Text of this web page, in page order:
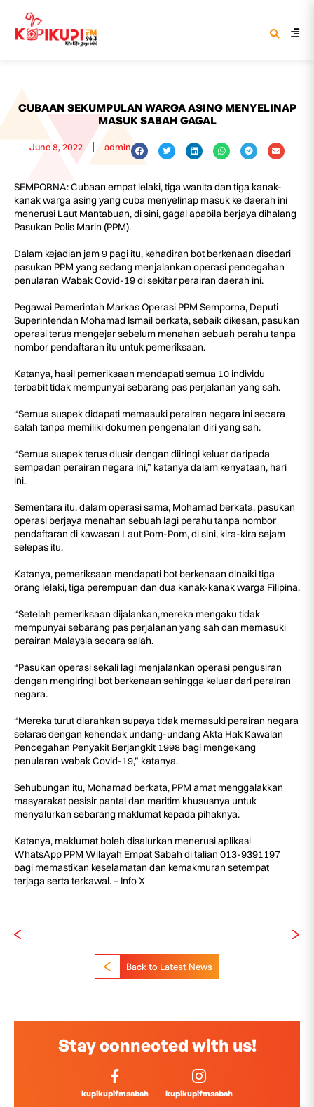
CUBAAN SEKUMPULAN WARGA ASING MENYELINAP
MASUK SABAH GAGAL
June 8, 2022 admin
SEMPORNA: Cubaan empat lelaki, tiga wanita dan tiga kanak-
kanak warga asing yang cuba menyelinap masuk ke daerah ini
menerusi Laut Mantabuan, di sini, gagal apabila berjaya dihalang
Pasukan Polis Marin (PPM).
Dalam kejadian jam 9 pagi itu, kehadiran bot berkenaan disedari
pasukan PPM yang sedang menjalankan operasi pencegahan
penularan Wabak Covid-19 di sekitar perairan daerah ini.
Pegawai Pemerintah Markas Operasi PPM Semporna, Deputi
Superintendan Mohamad Ismail berkata, sebaik dikesan, pasukan
operasi terus mengejar sebelum menahan sebuah perahu tanpa
nombor pendaftaran itu untuk pemeriksaan.
Katanya, hasil pemeriksaan mendapati semua 10 individu
terbabit tidak mempunyai sebarang pas perjalanan yang sah.
“Semua suspek didapati memasuki perairan negara ini secara
salah tanpa memiliki dokumen pengenalan diri yang sah.
“Semua suspek terus diusir dengan diiringi keluar daripada
sempadan perairan negara ini,” katanya dalam kenyataan, hari
ini.
Sementara itu, dalam operasi sama, Mohamad berkata, pasukan
operasi berjaya menahan sebuah lagi perahu tanpa nombor
pendaftaran di kawasan Laut Pom-Pom, di sini, kira-kira sejam
selepas itu.
Katanya, pemeriksaan mendapati bot berkenaan dinaiki tiga
orang lelaki, tiga perempuan dan dua kanak-kanak warga Filipina.
“Setelah pemeriksaan dijalankan,mereka mengaku tidak
mempunyai sebarang pas perjalanan yang sah dan memasuki
perairan Malaysia secara salah.
“Pasukan operasi sekali lagi menjalankan operasi pengusiran
dengan mengiringi bot berkenaan sehingga keluar dari perairan
negara.
“Mereka turut diarahkan supaya tidak memasuki perairan negara
selaras dengan kehendak undang-undang Akta Hak Kawalan
Pencegahan Penyakit Berjangkit 1998 bagi mengekang
penularan wabak Covid-19,” katanya.
Sehubungan itu, Mohamad berkata, PPM amat menggalakkan
masyarakat pesisir pantai dan maritim khususnya untuk
menyalurkan sebarang maklumat kepada pihaknya.
Katanya, maklumat boleh disalurkan menerusi aplikasi
WhatsApp PPM Wilayah Empat Sabah di talian 013-9391197
bagi memastikan keselamatan dan kemakmuran setempat
terjaga serta terkawal. – Info X
Back to Latest News
Stay connected with us!
kupikupifmsabah kupikupifmsabah